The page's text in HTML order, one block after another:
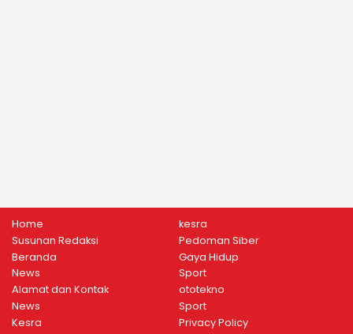
Home
Susunan Redaksi
Beranda
News
Alamat dan Kontak
News
Kesra
kesra
Pedoman Siber
Gaya Hidup
Sport
ototekno
Sport
Privacy Policy